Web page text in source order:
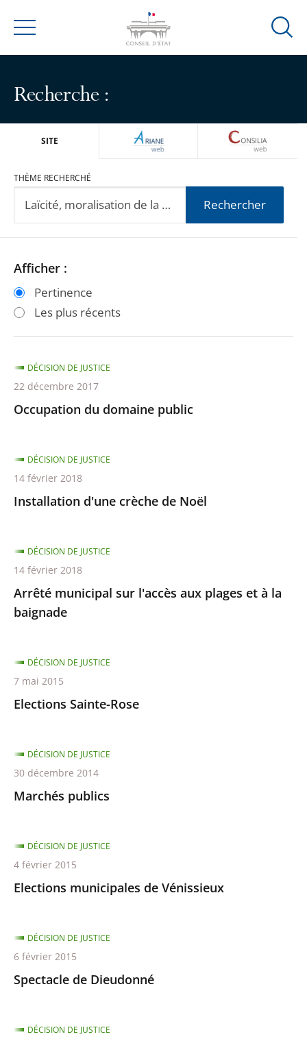
Menu
Ouvrir
Recherche :
SITE ARIANEWEB
THÈME RECHERCHÉ
Rechercher
Passer
les
filtres
après
Passer
les
filtres
avant
Afficher :
Pertinence
Les plus récents
Occupation du domaine public
DÉCISION DE JUSTICE
22 décembre 2017
Installation d'une crèche de Noël
DÉCISION DE JUSTICE
14 février 2018
Arrêté municipal sur l'accès aux plages et à la
baignade
DÉCISION DE JUSTICE
14 février 2018
Elections Sainte-Rose
DÉCISION DE JUSTICE
7 mai 2015
Marchés publics
DÉCISION DE JUSTICE
30 décembre 2014
Elections municipales de Vénissieux
DÉCISION DE JUSTICE
4 février 2015
Spectacle de Dieudonné
DÉCISION DE JUSTICE
6 février 2015
DÉCISION DE JUSTICE